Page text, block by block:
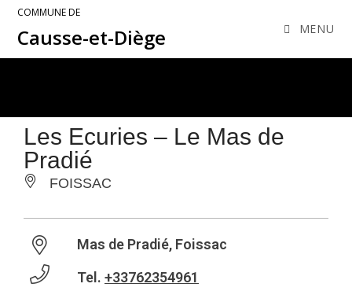
COMMUNE DE
Causse-et-Diège MENU
Les Ecuries – Le Mas de
Pradié
FOISSAC
Mas de Pradié, Foissac
Tel. +33762354961